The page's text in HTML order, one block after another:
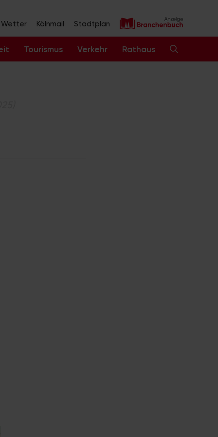
Wetter Kölnmail Stadtplan
Tourismus Verkehr Rathaus